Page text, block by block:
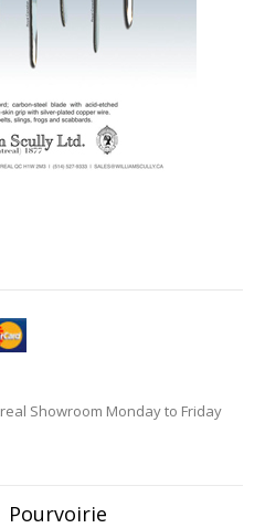
Showroom Monday to Friday
Pourvoirie